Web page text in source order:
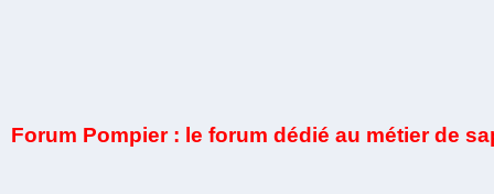
Forum Pompier : le forum dédié au métier de